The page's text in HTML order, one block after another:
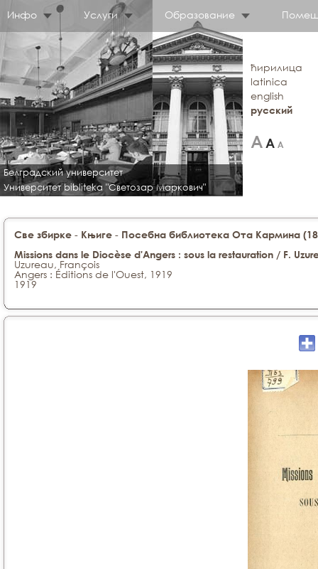
Инфо Услуги Образование
Белградский университет
Университет bibliteka "Светозар Маркович"
ћирилица
latinica
english
русский
Све збирке - Књиге - Посебна библиотека Ота Кармина
Missions dans le Diocèse d'Angers : sous la restauration / F.
Uzureau, François
Angers : Éditions de l'Ouest, 1919
1919